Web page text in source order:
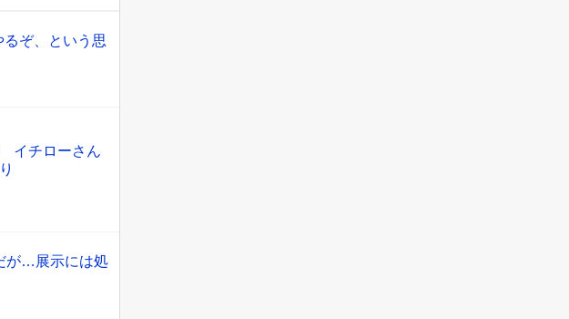
るぞ、という思
イチローさん
が…展示には処